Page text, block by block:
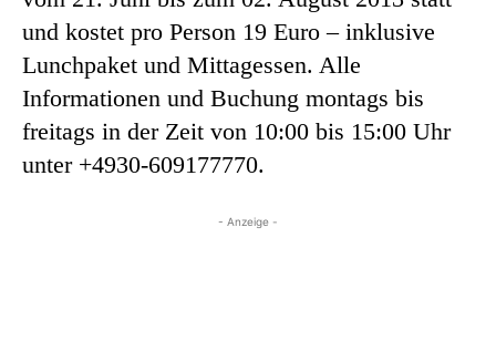
und kostet pro Person 19 Euro – inklusive
Lunchpaket und Mittagessen. Alle
Informationen und Buchung montags bis
freitags in der Zeit von 10:00 bis 15:00 Uhr
unter +4930-609177770.
- Anzeige -